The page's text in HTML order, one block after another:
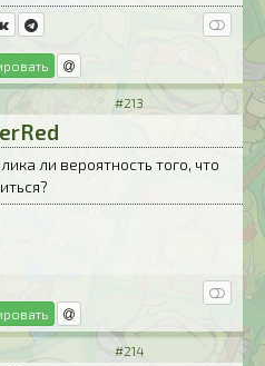
#213
ли вероятность того, что
#214